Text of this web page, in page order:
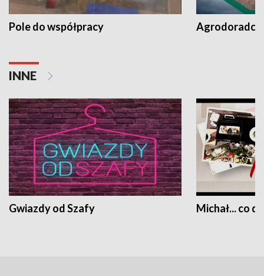
Pole do współpracy Agrodoradcy
INNE
Gwiazdy od Szafy Michał... co